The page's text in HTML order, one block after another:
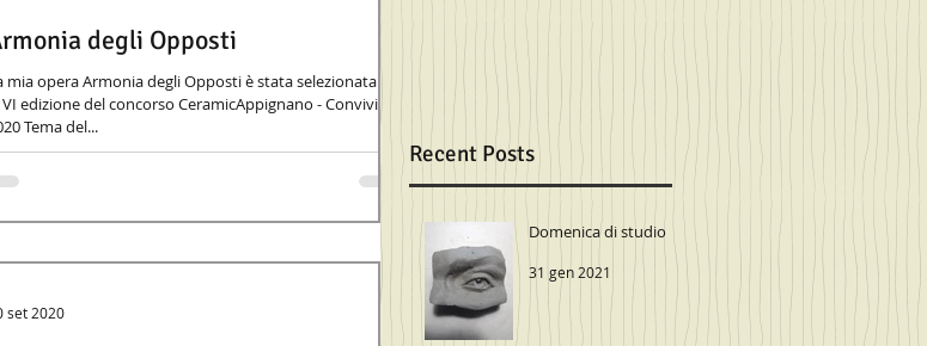
degli Opposti
mia opera Armonia degli Opposti è stata selezionata per
VI edizione del concorso CeramicAppignano - Convivium
Tema del...
set 2020
Recent Posts
Domenica di studio
31 gen 2021